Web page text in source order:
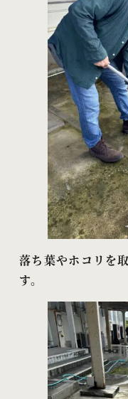
落ち葉やホコリを
す。